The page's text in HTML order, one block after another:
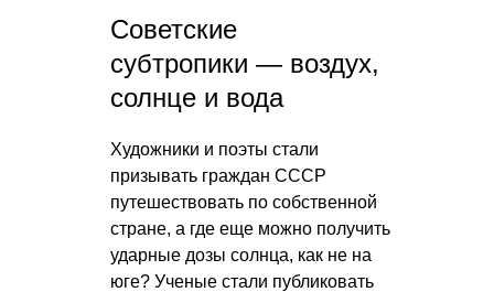
Советские
субтропики — воздух,
солнце и вода
Художники и поэты стали
призывать граждан СССР
путешествовать по собственной
стране, а где еще можно получить
ударные дозы солнца, как не на
юге? Ученые стали публиковать